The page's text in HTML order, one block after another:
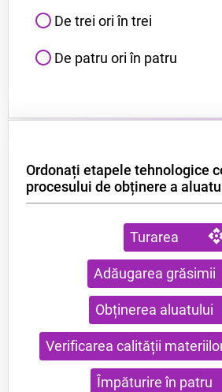
De trei ori în trei
De patru ori în patru
Ordonați etapele tehnologice
procesului de obținere a
Turarea
Adăugarea grăsimii
Obținerea aluatului
Verificarea calității
Împăturire în patru